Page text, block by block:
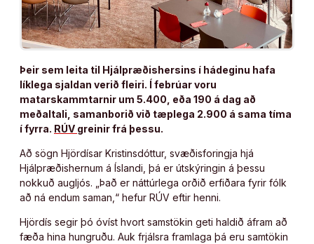
Þeir sem leita til Hjálpræðishersins í hádeginu hafa
líklega sjaldan verið fleiri. Í febrúar voru
matarskammtarnir um 5.400, eða 190 á dag að
meðaltali, samanborið við tæplega 2.900 á sama tíma
í fyrra. RÚV greinir frá þessu.
Að sögn Hjördísar Kristinsdóttur, svæðisforingja hjá
Hjálpræðishernum á Íslandi, þá er útskýringin á þessu
nokkuð augljós. „Það er náttúrlega orðið erfiðara fyrir fólk
að ná endum saman,“ hefur RÚV eftir henni.
Hjördís segir þó óvíst hvort samstökin geti haldið áfram að
fæða hina hungruðu. Auk frjálsra framlaga þá eru samtökin